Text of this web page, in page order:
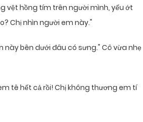
vệt hồng tím trên người mình, yếu ớt
Chị nhìn người em này."
này bên dưới đâu có sưng." Cô vừa nhẹ
tê hết cả rồi! Chị không thương em tí